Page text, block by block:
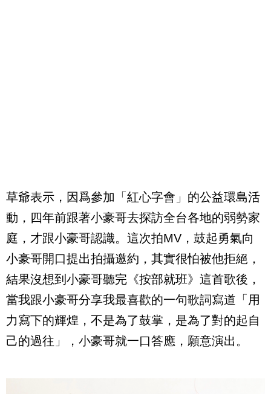
草爺表示，因爲參加「紅心字會」的公益環島活
動，四年前跟著小豪哥去探訪全台各地的弱勢家
庭，才跟小豪哥認識。這次拍MV ，鼓起勇氣向
小豪哥開口提出拍攝邀約，其實很怕被他拒絕，
結果沒想到小豪哥聽完《按部就班》這首歌後，
當我跟小豪哥分享我最喜歡的一句歌詞寫道「用
力寫下的輝煌，不是為了鼓掌，是為了對的起自
己的過往」，小豪哥就一口答應，願意演出。